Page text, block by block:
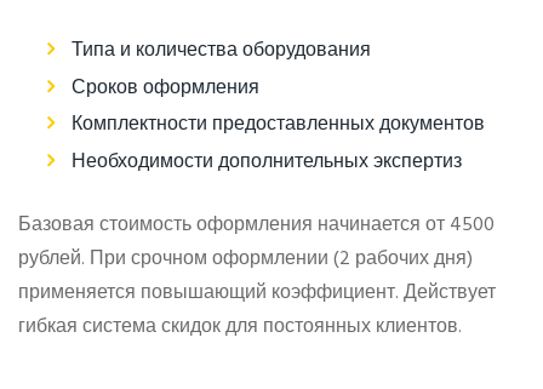
Типа и количества оборудования
Сроков оформления
Комплектности предоставленных документов
Необходимости дополнительных экспертиз
Базовая стоимость оформления начинается от 4500
рублей. При срочном оформлении (2 рабочих дня)
применяется повышающий коэффициент. Действует
гибкая система скидок для постоянных клиентов.